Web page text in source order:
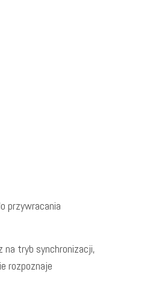
przywracania
na tryb synchronizacji,
rozpoznaje